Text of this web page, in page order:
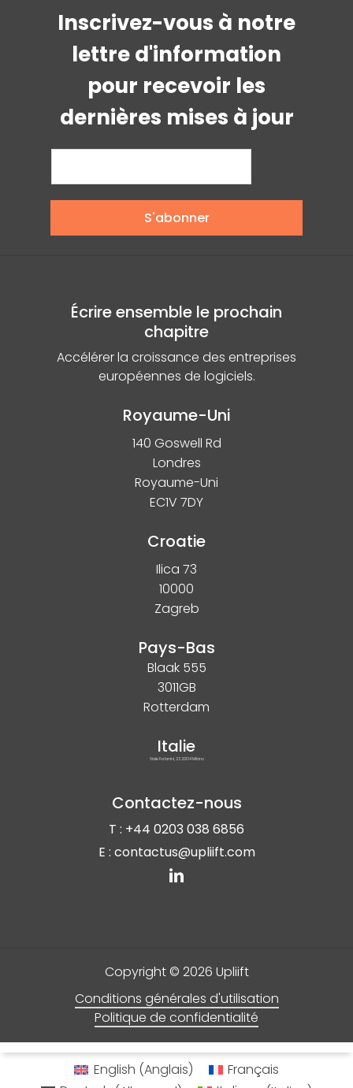
Inscrivez-vous à notre
lettre d'information
pour recevoir les
dernières mises à jour
S'abonner
Écrire ensemble le prochain
chapitre
Accélérer la croissance des entreprises
européennes de logiciels.
Royaume-Uni
140 Goswell Rd
Londres
Royaume-Uni
EC1V 7DY
Croatie
Ilica 73
10000
Zagreb
Pays-Bas
Blaak 555
3011GB
Rotterdam
Italie
Viale Forlanini, 23 20134 Milano
Contactez-nous
T : +44 0203 038 6856
E : contactus@upliift.com
Copyright © 2026 Upliift
Conditions générales d'utilisation
Politique de confidentialité
English (Anglais)
Français